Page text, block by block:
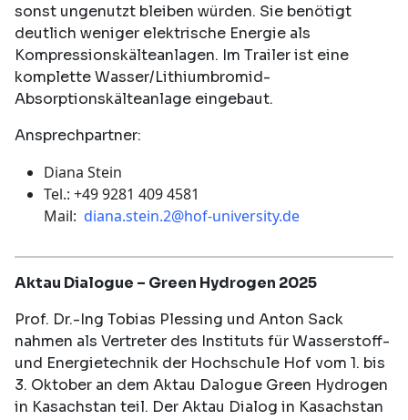
sonst ungenutzt bleiben würden. Sie benötigt
deutlich weniger elektrische Energie als
Kompressionskälteanlagen. Im Trailer ist eine
komplette Wasser/Lithiumbromid-
Absorptionskälteanlage eingebaut.
Ansprechpartner:
Diana Stein
Tel.: +49 9281 409 4581
Mail: diana.stein.2@hof-university.de
Aktau Dialogue – Green Hydrogen 2025
Prof. Dr.-Ing Tobias Plessing und Anton Sack
nahmen als Vertreter des Instituts für Wasserstoff-
und Energietechnik der Hochschule Hof vom 1. bis
3. Oktober an dem Aktau Dalogue Green Hydrogen
in Kasachstan teil. Der Aktau Dialog in Kasachstan